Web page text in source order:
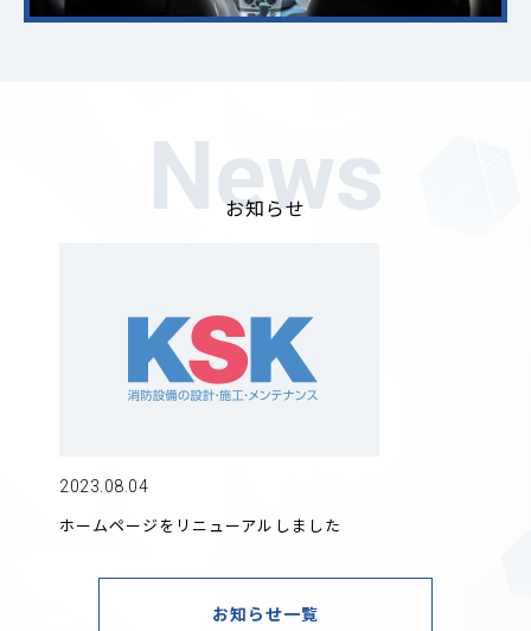
News
お知らせ
2023.08.04
ホームページをリニューアルしました
お知らせ一覧